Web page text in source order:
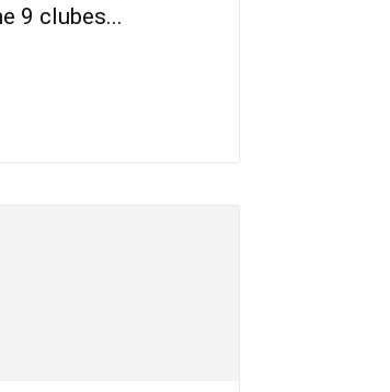
9 clubes...